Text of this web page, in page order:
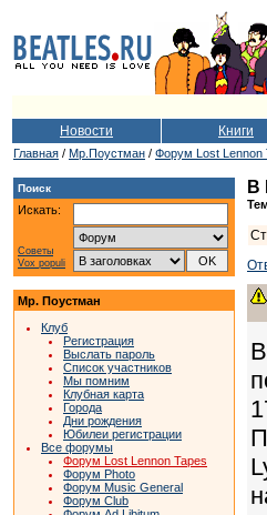
Новости Книги
Главная / Мр.Поустман / Форум Lost Lennon
Поиск
Искать:
Советы
Vox populi
Мр. Поустман
Клуб
Регистрация
Выслать пароль
Список участников
Мы помним
Клубная карта
Города
Дни рождения
Юбилеи регистрации
Все форумы
Форум Lost Lennon Tapes
Форум Photo
Форум Music General
Форум Club
В